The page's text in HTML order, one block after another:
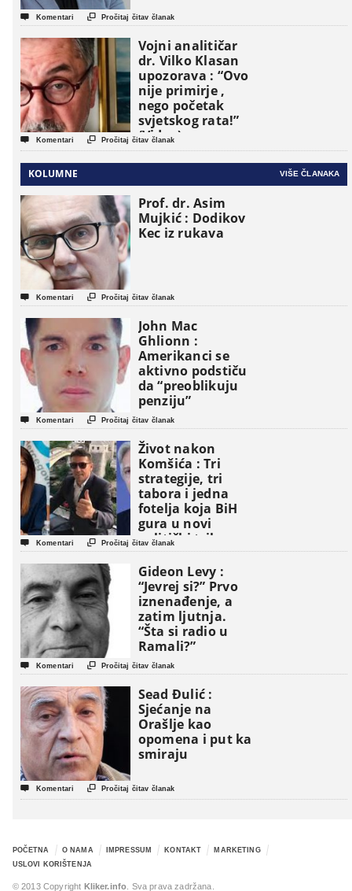
 Komentari  Pročitaj čitav članak
Vojni analitičar
dr. Vilko Klasan
upozorava : “Ovo
nije primirje ,
nego početak
svjetskog rata!”
(Video)
 Komentari  Pročitaj čitav članak
KOLUMNE VIŠE ČLANAKA
Prof. dr. Asim
Mujkić : Dodikov
Kec iz rukava
 Komentari  Pročitaj čitav članak
John Mac
Ghlionn :
Amerikanci se
aktivno podstiču
da “preoblikuju
penziju”
 Komentari  Pročitaj čitav članak
Život nakon
Komšića : Tri
strategije, tri
tabora i jedna
fotelja koja BiH
gura u novi
politički triler
 Komentari  Pročitaj čitav članak
Gideon Levy :
“Jevrej si?” Prvo
iznenađenje, a
zatim ljutnja.
“Šta si radio u
Ramali?”
 Komentari  Pročitaj čitav članak
Sead Đulić :
Sjećanje na
Orašlje kao
opomena i put ka
smiraju
 Komentari  Pročitaj čitav članak
POČETNA O NAMA IMPRESSUM KONTAKT
MARKETING
USLOVI KORIŠTENJA
© 2013 Copyright Kliker.info . Sva prava zadržana.